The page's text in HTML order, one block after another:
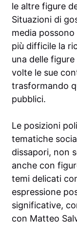
le altre figure
Situazioni di
media
più difficile la
una delle
volte le sue
trasformando
pubblici.
Le posizioni
tematiche
dissapori, non
anche con
temi delicati
espressione
significative,
con Matteo